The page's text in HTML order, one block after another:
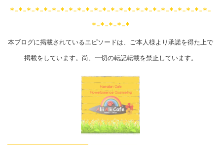
*-*-*-*-*-*-*-*-*-*-*-*-*-*-*-*-*-*-*-*-*-*-*-*-
*-*-*-*-*
本ブログに掲載されているエピソードは、ご本人様より承諾を得た上で
掲載をしています。尚、一切の転記転載を禁止しています。